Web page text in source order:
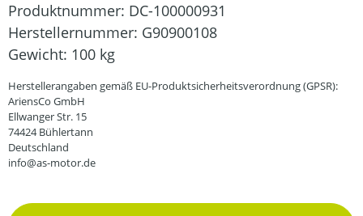
Produktnummer: DC-100000931
Herstellernummer: G90900108
Gewicht: 100 kg
Herstellerangaben gemäß EU-Produktsicherheitsverordnung (GPSR):
AriensCo GmbH
Ellwanger Str. 15
74424 Bühlertann
Deutschland
info@as-motor.de